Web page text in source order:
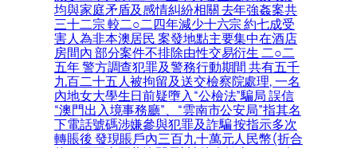
均與家庭矛盾及感情糾紛相關 去年強姦案共
三十二宗 較二○二四年減少十六宗 約七成受
害人為非本澳居民 案發地點主要集中在酒店
房間內 部分案件不排除由性交易衍生 二○二
五年 警方調查犯罪及警務行動期間 共有五千
九百二十五人被拘留及送交檢察院處理, 一名
內地女大學生日前疑墮入“公檢法”騙局 誤信
“澳門出入境事務廳”、“雲南市公安局”指其名
下電話號碼涉嫌參與犯罪及詐騙 按指示多次
轉賬後 發現賬戶內三百九十萬元人民幣(折合